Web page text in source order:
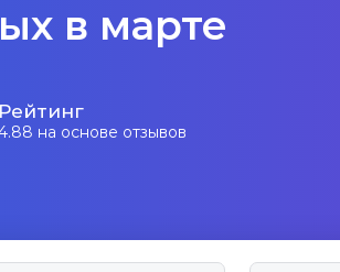
в марте
Рейтинг
на основе отзывов